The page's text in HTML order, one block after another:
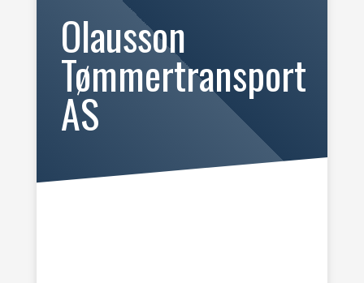
Olausson
Tømmertransport
AS